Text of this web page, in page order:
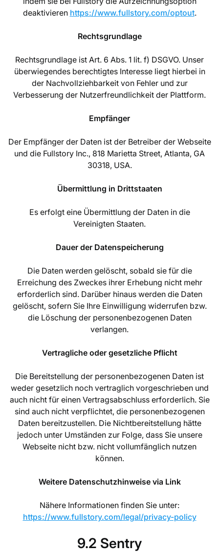
deaktivieren https://www.fullstory.com/optout.
Rechtsgrundlage
Rechtsgrundlage ist Art. 6 Abs. 1 lit. f) DSGVO. Unser
überwiegendes berechtigtes Interesse liegt hierbei in
der Nachvollziehbarkeit von Fehler und zur
Verbesserung der Nutzerfreundlichkeit der Plattform.
Empfänger
Der Empfänger der Daten ist der Betreiber der Webseite
und die Fullstory Inc., 818 Marietta Street, Atlanta, GA
30318, USA.
Übermittlung in Drittstaaten
Es erfolgt eine Übermittlung der Daten in die
Vereinigten Staaten.
Dauer der Datenspeicherung
Die Daten werden gelöscht, sobald sie für die
Erreichung des Zweckes ihrer Erhebung nicht mehr
erforderlich sind. Darüber hinaus werden die Daten
gelöscht, sofern Sie Ihre Einwilligung widerrufen bzw.
die Löschung der personenbezogenen Daten
verlangen.
Vertragliche oder gesetzliche Pflicht
Die Bereitstellung der personenbezogenen Daten ist
weder gesetzlich noch vertraglich vorgeschrieben und
auch nicht für einen Vertragsabschluss erforderlich. Sie
sind auch nicht verpflichtet, die personenbezogenen
Daten bereitzustellen. Die Nichtbereitstellung hätte
jedoch unter Umständen zur Folge, dass Sie unsere
Webseite nicht bzw. nicht vollumfänglich nutzen
können.
Weitere Datenschutzhinweise via Link
Nähere Informationen finden Sie unter:
https://www.fullstory.com/legal/privacy-policy
9.2 Sentry